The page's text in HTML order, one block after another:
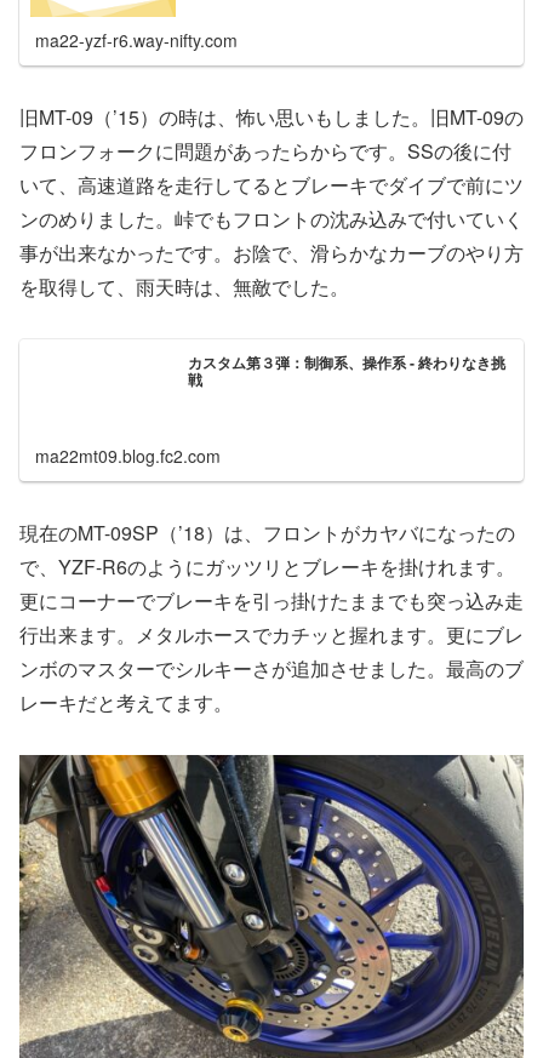
ma22-yzf-r6.way-nifty.com
旧MT-09（’15）の時は、怖い思いもしました。旧MT-09の
フロンフォークに問題があったらからです。SSの後に付
いて、高速道路を走行してるとブレーキでダイブで前にツ
ンのめりました。峠でもフロントの沈み込みで付いていく
事が出来なかったです。お陰で、滑らかなカーブのやり方
を取得して、雨天時は、無敵でした。
カスタム第３弾：制御系、操作系 - 終わりなき挑
戦
ma22mt09.blog.fc2.com
現在のMT-09SP（’18）は、フロントがカヤバになったの
で、YZF-R6のようにガッツリとブレーキを掛けれます。
更にコーナーでブレーキを引っ掛けたままでも突っ込み走
行出来ます。メタルホースでカチッと握れます。更にブレ
ンボのマスターでシルキーさが追加させました。最高のブ
レーキだと考えてます。